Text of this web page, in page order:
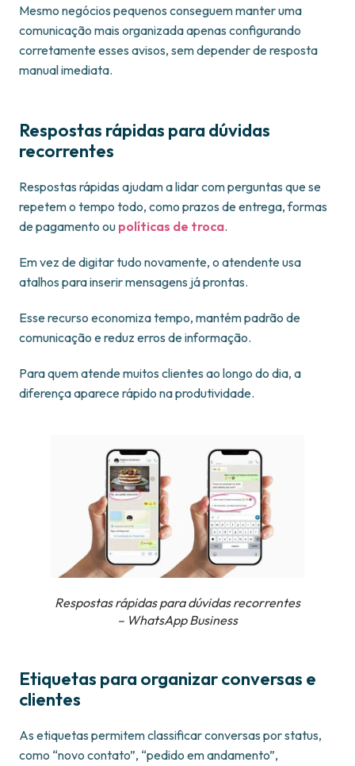
Mesmo negócios pequenos conseguem manter uma
comunicação mais organizada apenas configurando
corretamente esses avisos, sem depender de resposta
manual imediata.
Respostas rápidas para dúvidas
recorrentes
Respostas rápidas ajudam a lidar com perguntas que se
repetem o tempo todo, como prazos de entrega, formas
de pagamento ou políticas de troca.
Em vez de digitar tudo novamente, o atendente usa
atalhos para inserir mensagens já prontas.
Esse recurso economiza tempo, mantém padrão de
comunicação e reduz erros de informação.
Para quem atende muitos clientes ao longo do dia, a
diferença aparece rápido na produtividade.
Respostas rápidas para dúvidas recorrentes
– WhatsApp Business
Etiquetas para organizar conversas e
clientes
As etiquetas permitem classificar conversas por status,
como “novo contato”, “pedido em andamento”,